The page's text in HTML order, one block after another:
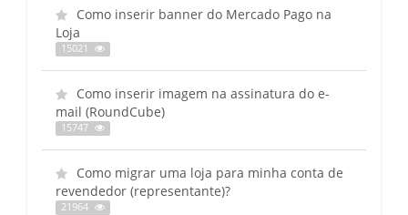
Como inserir banner do Mercado Pago na
Loja
15021
Como inserir imagem na assinatura do e-
mail (RoundCube)
15747
Como migrar uma loja para minha conta de
revendedor (representante)?
21964